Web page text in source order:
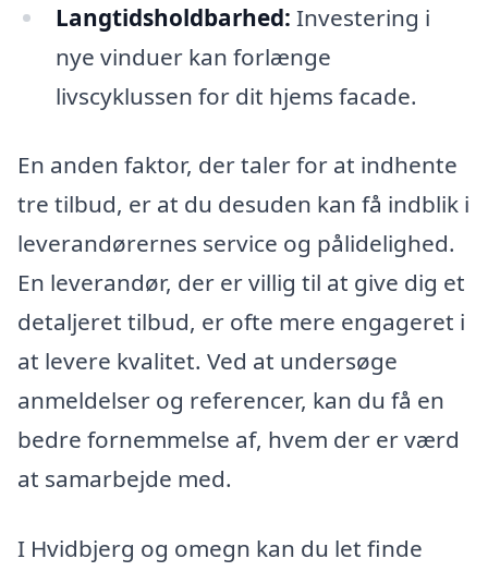
Langtidsholdbarhed: Investering i
nye vinduer kan forlænge
livscyklussen for dit hjems facade.
En anden faktor, der taler for at indhente
tre tilbud, er at du desuden kan få indblik i
leverandørernes service og pålidelighed.
En leverandør, der er villig til at give dig et
detaljeret tilbud, er ofte mere engageret i
at levere kvalitet. Ved at undersøge
anmeldelser og referencer, kan du få en
bedre fornemmelse af, hvem der er værd
at samarbejde med.
I Hvidbjerg og omegn kan du let finde